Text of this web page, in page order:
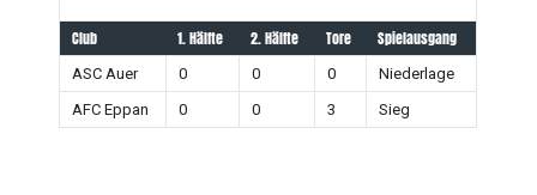
Club 1. Hälfte 2. Hälfte Tore Spielausgang
ASC Auer 0 0 0
Niederlage
AFC Eppan
0 0 3 Sieg